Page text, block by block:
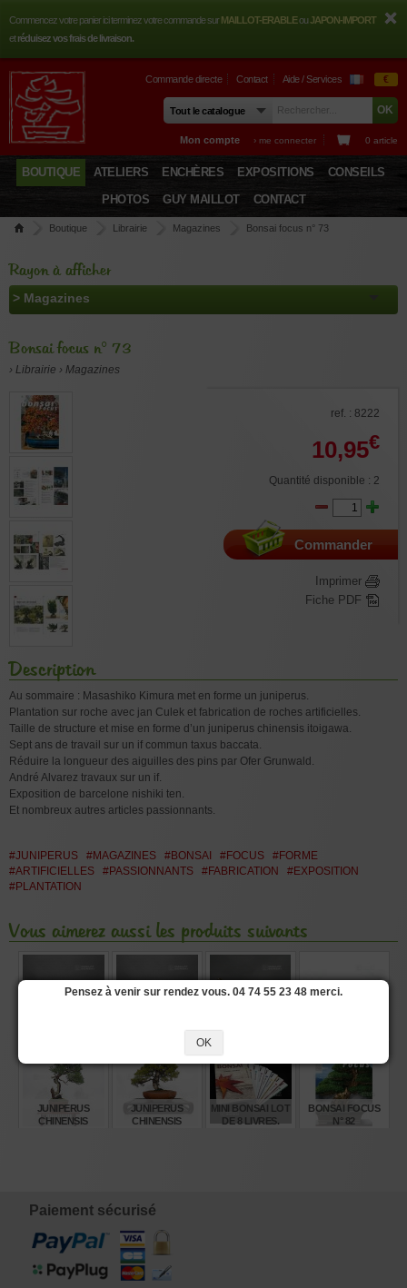
Commencez votre panier ici terminez votre commande surMAILLOT-ERABLEouJAPON-IMPORT
etréduisez vos frais de livraison.
Commande directe Contact Aide / Services €
Mon compte › me connecter 0 article
BOUTIQUE ATELIERS ENCHÈRES EXPOSITIONS
CONSEILS
PHOTOS
GUY MAILLOT CONTACT
Boutique Librairie Magazines Bonsai focus n° 73
Rayon à afficher
Bonsai focus n° 73
› Librairie › Magazines
ref. : 8222
10,95€
Quantité disponible : 2
Commander
Imprimer
Fiche PDF
Description
Au sommaire : Masashiko Kimura met en forme un juniperus.
Plantation sur roche avec jan Culek et fabrication de roches artificielles.
Taille de structure et mise en forme d’un juniperus chinensis itoigawa.
Sept ans de travail sur un if commun taxus baccata.
Réduire la longueur des aiguilles des pins par Ofer Grunwald.
André Alvarez travaux sur un if.
Exposition de barcelone nishiki ten.
Et nombreux autres articles passionnants.
#JUNIPERUS #MAGAZINES #BONSAI #FOCUS
#FORME
#ARTIFICIELLES
#PASSIONNANTS #FABRICATION
#EXPOSITION
#PLANTATION
Vous aimerez aussi les produits suivants
245,00€ 210,00€
CUIVRE JAUNE 6
210,00€ 265,00
JUNIPERUS
CHINENSIS
JUNIPERUS
CHINENSIS
MINI BONSAI LOT
DE 8 LIVRES.
BONSAI FOCUS
N° 82
Paiement sécurisé
Pensez à venir sur rendez vous. 04 74 55 23 48 merci.
OK